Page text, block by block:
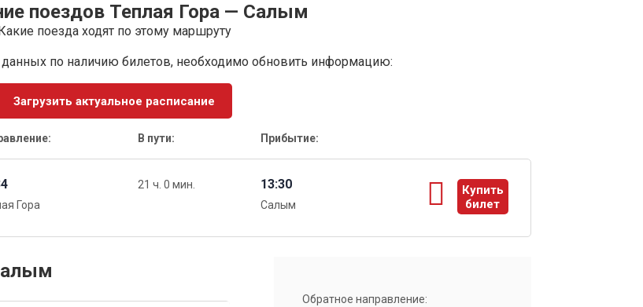
поездов Теплая Гора — Салым
Какие поезда ходят по этому маршруту
по наличию билетов, необходимо обновить информацию:
Загрузить актуальное расписание
В пути: Прибытие:
Гора
21 ч. 0 мин. 13:30
Салым
Купить
билет
ы
Обратное направление: